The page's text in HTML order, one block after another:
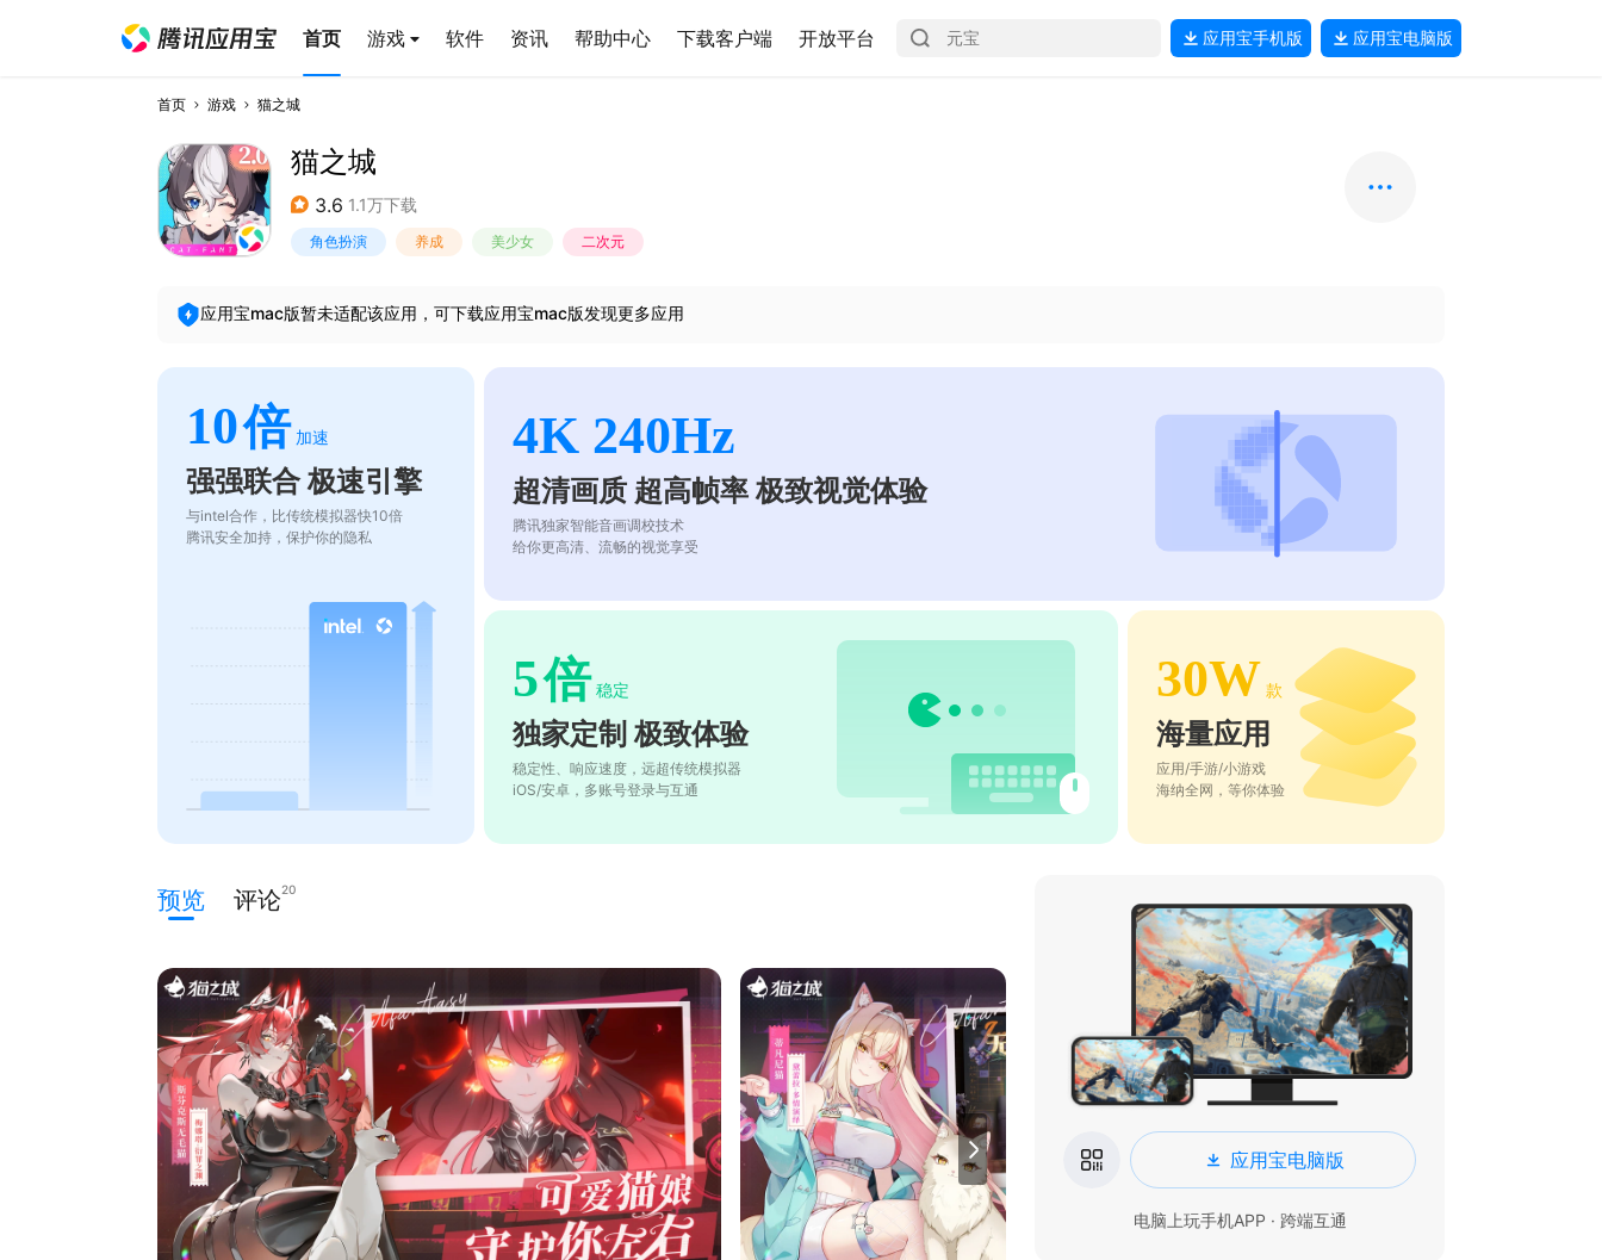
首页 游戏 软件 资讯 帮助中心 下载客户端 开放平台 应用宝手机版 应用宝电脑版
首页 游戏 猫之城
猫之城
3.6 1.1万下载
角色扮演 养成 美少女 二次元
应用宝mac版暂未适配该应用，可下载应用宝mac版发现更多应用
10倍 加速
强强联合 极速引擎
与intel合作，比传统模拟器快10倍
腾讯安全加持，保护你的隐私
4K 240Hz
超清画质 超高帧率 极致视觉体验
腾讯独家智能音画调校技术
给你更高清、流畅的视觉享受
5倍 稳定
独家定制 极致体验
稳定性、响应速度，远超传统模拟器
iOS/安卓，多账号登录与互通
30W 款
海量应用
应用/手游/小游戏
海纳全网，等你体验
预览 评论20
应用宝电脑版
电脑上玩手机APP · 跨端互通